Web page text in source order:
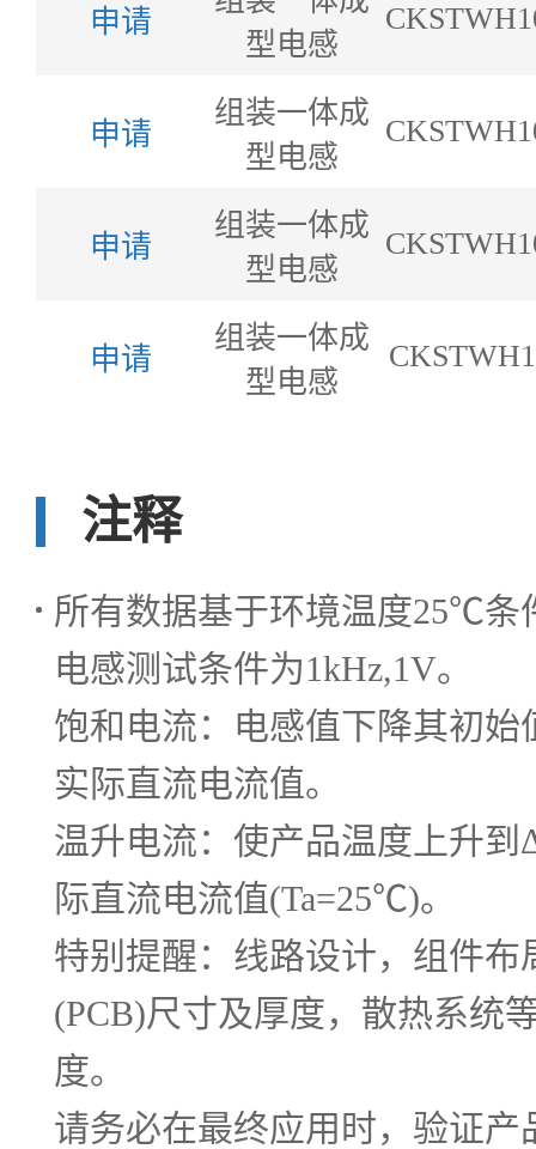
申请
型电感
申请
组装一体成
型电感
申请
组装一体成
型电感
申请
组装一体成
型电感
注释
所有数据基于环境温度25℃条
电感测试条件为1kHz,1V。
饱和电流：电感值下降其初始
实际直流电流值。
温升电流：使产品温度上升
际直流电流值(Ta=25℃)。
特别提醒：线路设计，组件布
(PCB)尺寸及厚度，散热系统
度。
请务必在最终应用时，验证产